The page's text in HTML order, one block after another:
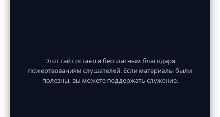
Этот сайт остаётся бесплатным благодаря
пожертвованиям слушателей. Если материалы были
полезны, вы можете поддержать служение.